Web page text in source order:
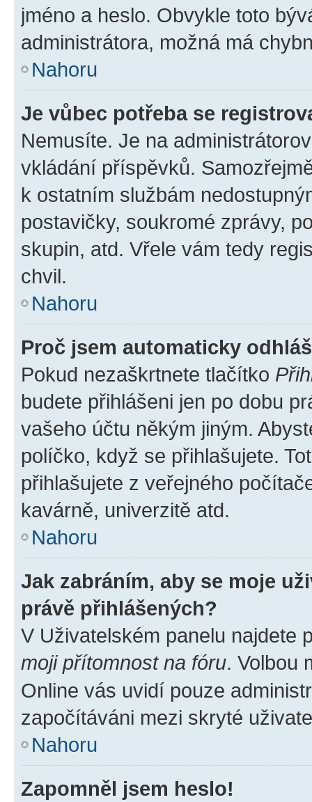
jméno a heslo. Obvykle toto
administrátora, možná má
Nahoru
Je vůbec potřeba se
Nemusíte. Je na
vkládání příspěvků.
k ostatním službám
postavičky, soukromé zprávy,
skupin, atd. Vřele vám tedy
chvil.
Nahoru
Proč jsem automaticky
Pokud nezaškrtnete tlačítko
budete přihlášeni jen po dobu
vašeho účtu někým jiným.
políčko, když se přihlašujete.
přihlašujete z veřejného
kavárně, univerzitě atd.
Nahoru
Jak zabráním, aby se moje
právě přihlášených?
V Uživatelském panelu najdete
moji přítomnost na fóru. Volbou
Online vás uvidí pouze
započítáváni mezi skryté
Nahoru
Zapomněl jsem heslo!